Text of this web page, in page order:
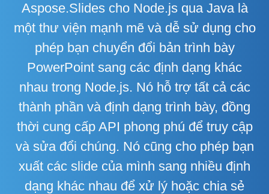
Aspose.Slides cho Node.js qua Java là
một thư viện mạnh mẽ và dễ sử dụng cho
phép bạn chuyển đổi bản trình bày
PowerPoint sang các định dạng khác
nhau trong Node.js. Nó hỗ trợ tất cả các
thành phần và định dạng trình bày, đồng
thời cung cấp API phong phú để truy cập
và sửa đổi chúng. Nó cũng cho phép bạn
xuất các slide của mình sang nhiều định
dạng khác nhau để xử lý hoặc chia sẻ